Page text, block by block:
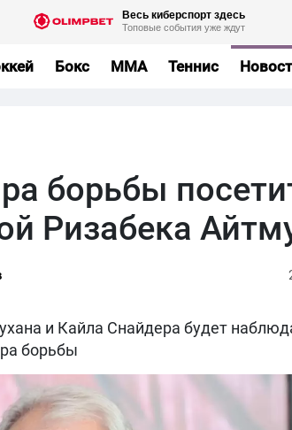
Бокс MMA Теннис
борьбы
Ризабека
и Кайла Снайдера будет
борьбы